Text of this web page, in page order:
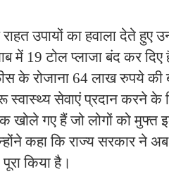
उपायों का हवाला देते हुए
में 19 टोल प्लाजा बंद कर
के रोजाना 64 लाख रुपये की
स्वास्थ्य सेवाएं प्रदान करने के
खोले गए हैं जो लोगों को मुफ्त
कहा कि राज्य सरकार ने
पूरा किया है।